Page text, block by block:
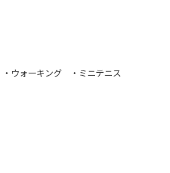
ウォーキング ・ミニテニス